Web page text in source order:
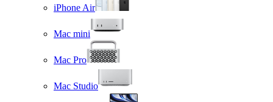
iPhone Air
Mac mini
Mac Pro
Mac Studio